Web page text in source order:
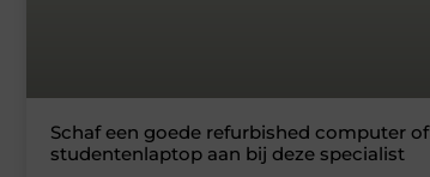
Schaf een goede refurbished computer of
studentenlaptop aan bij deze specialist